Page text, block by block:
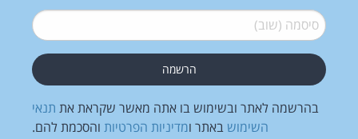
סיסמה (שוב)*
בהרשמה לאתר ובשימוש בו אתה מאשר שקראת את תנאי
השימוש באתר ומדיניות הפרטיות והסכמת להם.